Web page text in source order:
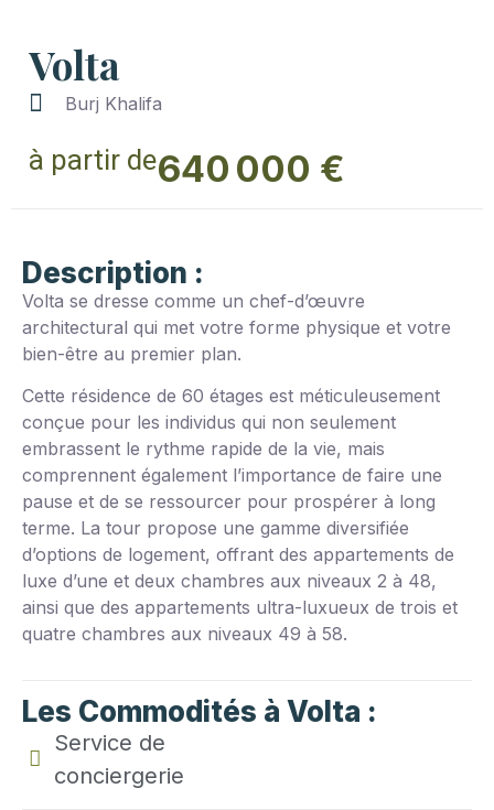
Volta
Burj Khalifa
à partir de640 000 €
Description :
Volta se dresse comme un chef-d’œuvre
architectural qui met votre forme physique et votre
bien-être au premier plan.
Cette résidence de 60 étages est méticuleusement
conçue pour les individus qui non seulement
embrassent le rythme rapide de la vie, mais
comprennent également l’importance de faire une
pause et de se ressourcer pour prospérer à long
terme. La tour propose une gamme diversifiée
d’options de logement, offrant des appartements de
luxe d’une et deux chambres aux niveaux 2 à 48,
ainsi que des appartements ultra-luxueux de trois et
quatre chambres aux niveaux 49 à 58.
Les Commodités à Volta :
Service de
conciergerie